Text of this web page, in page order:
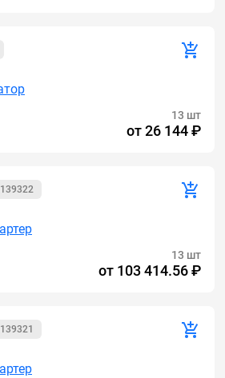
13 шт
от26 144 ₽
13 шт
от 103 414.56 ₽